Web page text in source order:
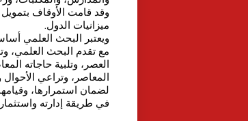
وقد قامت الأوقاف
ميزانيات الدول.
ويعتبر البحث العلمي
مع تقدم البحث العلمي،
العصر، وتلبية حاجاته
المعاصر، وتراعي
لضمان استمرارها،
في طريقة إدارته